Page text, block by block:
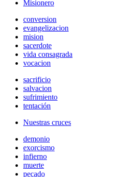
Misionero
conversion
evangelizacion
mision
sacerdote
vida consagrada
vocacion
sacrificio
salvacion
sufrimiento
tentación
Nuestras cruces
demonio
exorcismo
infierno
muerte
pecado